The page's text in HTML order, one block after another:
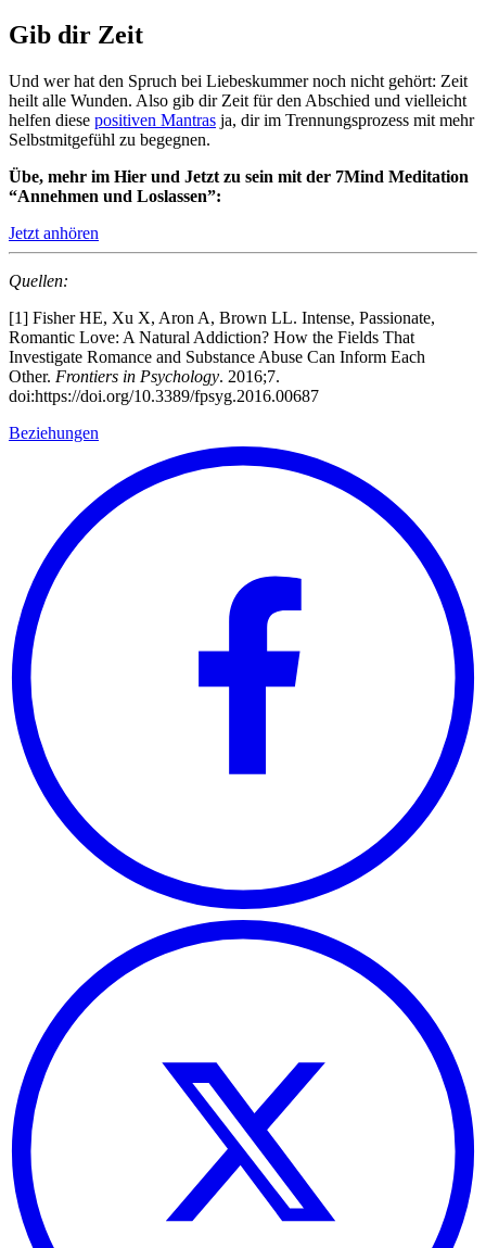
Gib dir Zeit
Und wer hat den Spruch bei Liebeskummer noch nicht gehört: Zeit
heilt alle Wunden. Also gib dir Zeit für den Abschied und vielleicht
helfen diese positiven Mantras ja, dir im Trennungsprozess mit mehr
Selbstmitgefühl zu begegnen.
Übe, mehr im Hier und Jetzt zu sein mit der 7Mind Meditation
“Annehmen und Loslassen”:
Jetzt anhören
Quellen:
[1] Fisher HE, Xu X, Aron A, Brown LL. Intense, Passionate,
Romantic Love: A Natural Addiction? How the Fields That
Investigate Romance and Substance Abuse Can Inform Each
Other. Frontiers in Psychology. 2016;7.
doi:https://doi.org/10.3389/fpsyg.2016.00687
Beziehungen